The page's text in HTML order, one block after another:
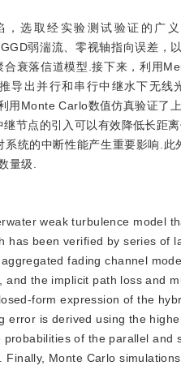
选取经实验测试验证的广义
弱湍流、零视轴指向误差，
衰落信道模型.接下来，利用
导出并行和串行中继水下无线
Monte Carlo数值仿真验证了
节点的引入可以有效降低长距
统的中断性能产生重要影响.
量级.
weak turbulence model
been verified by series of
fading channel
the implicit path loss and
form expression of the
is derived using the
of the parallel and
Monte Carlo